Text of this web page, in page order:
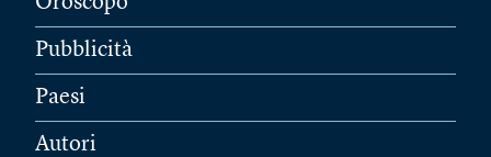
Pubblicità
Paesi
Autori